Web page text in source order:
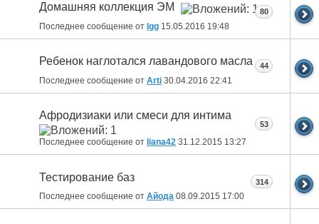
Домашняя коллекция ЭМ
Последнее сообщение от lgg 15.05.2016 19:48
80
Ребенок наглотался лавандового масла
Последнее сообщение от Arti 30.04.2016 22:41
44
Афродизиаки или смеси для интима
Последнее сообщение от liana42 31.12.2015 13:27
53
Тестирование баз
Последнее сообщение от Айода 08.09.2015 17:00
314